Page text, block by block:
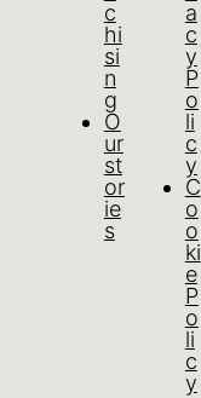
c
hi
si
n
g
O
ur
st
or
ie
s
a
c
y
P
o
li
c
y
C
o
o
ki
e
P
o
li
c
y